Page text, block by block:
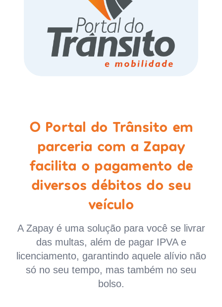
O Portal do Trânsito em
parceria com a Zapay
facilita o pagamento de
diversos débitos do seu
veículo
A Zapay é uma solução para você se livrar
das multas, além de pagar IPVA e
licenciamento, garantindo aquele alívio não
só no seu tempo, mas também no seu
bolso.